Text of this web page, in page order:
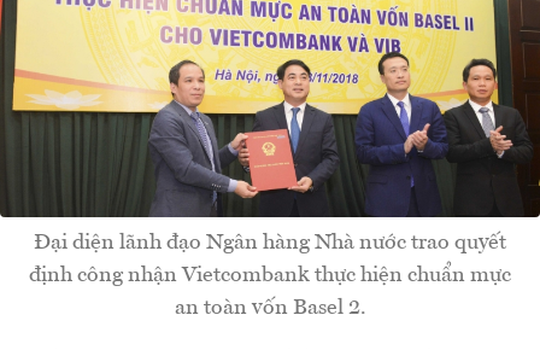
Đại diện lãnh đạo Ngân hàng Nhà nước trao quyết
định công nhận Vietcombank thực hiện chuẩn mực
an toàn vốn Basel 2.